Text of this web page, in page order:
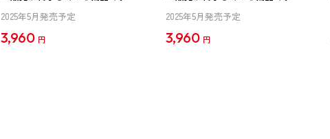
2025年5月発売予定
3,960 円
2025年5月発売予定
3,960 円